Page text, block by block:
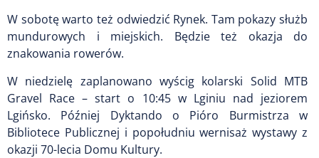
W sobotę warto też odwiedzić Rynek. Tam pokazy służb
mundurowych i miejskich. Będzie też okazja do
znakowania rowerów.
W niedzielę zaplanowano wyścig kolarski Solid MTB
Gravel Race – start o 10:45 w Lginiu nad jeziorem
Lgińsko. Później Dyktando o Pióro Burmistrza w
Bibliotece Publicznej i popołudniu wernisaż wystawy z
okazji 70-lecia Domu Kultury.